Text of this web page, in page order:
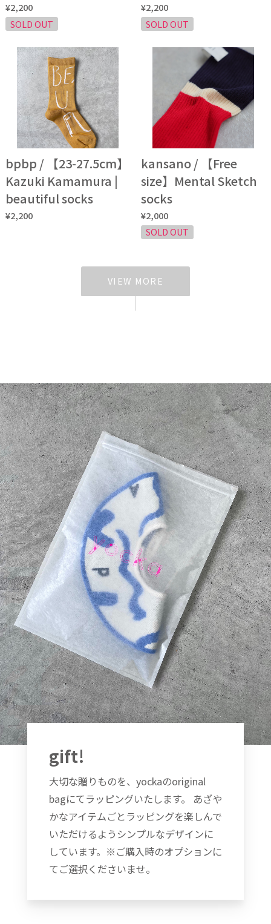
gift!
大切な贈りものを、yockaのoriginal
bagにてラッピングいたします。 あざや
かなアイテムごとラッピングを楽しんで
いただけるようシンプルなデザインに
しています。※ご購入時のオプションに
てご選択くださいませ。
¥2,200
SOLD OUT
¥2,200
SOLD OUT
bpbp / 【23-27.5cm】
Kazuki Kamamura |
beautiful socks
¥2,200
kansano / 【Free
size】Mental Sketch
socks
¥2,000
SOLD OUT
VIEW MORE